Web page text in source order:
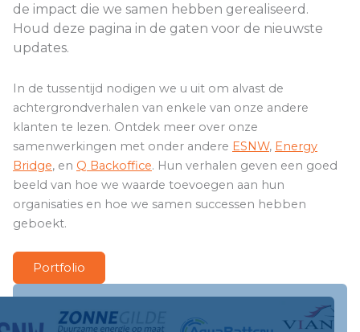
de impact die we samen hebben gerealiseerd.
Houd deze pagina in de gaten voor de nieuwste
updates.
In de tussentijd nodigen we u uit om alvast de
achtergrondverhalen van enkele van onze andere
klanten te lezen. Ontdek meer over onze
samenwerkingen met onder andere ESNW, Energy
Bridge, en Q Backoffice. Hun verhalen geven een goed
beeld van hoe we waarde toevoegen aan hun
organisaties en hoe we samen successen hebben
geboekt.
Portfolio